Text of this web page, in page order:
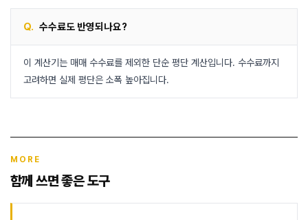
Q. 수수료도 반영되나요?
이 계산기는 매매 수수료를 제외한 단순 평단 계산입니다. 수수료까지
고려하면 실제 평단은 소폭 높아집니다.
MORE
함께 쓰면 좋은 도구